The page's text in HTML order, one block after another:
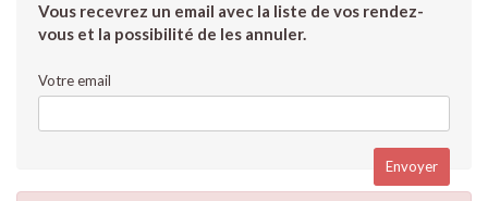
Vous recevrez un email avec la liste de vos rendez-
vous et la possibilité de les annuler.
Votre email